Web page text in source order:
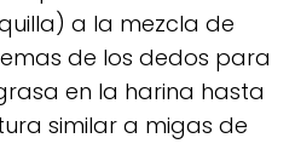
a la mezcla de
de los dedos para
en la harina hasta
similar a migas de